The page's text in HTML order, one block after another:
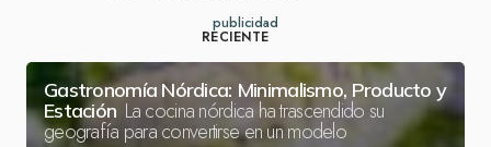
publicidad
RECIENTE
Gastronomía Nórdica: Minimalismo, Producto y
Estación La cocina nórdica ha trascendido su
geografía para convertirse en un modelo